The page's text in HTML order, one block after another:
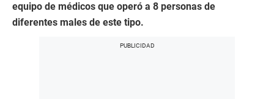
equipo de médicos que operó a 8 personas de
diferentes males de este tipo.